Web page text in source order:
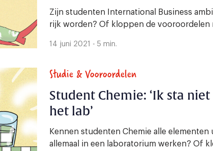
Zijn studenten International Business
rijk worden? Of kloppen de vooroordelen
14 juni 2021 - 5 min.
Studie & Vooroordelen
Student Chemie: ‘Ik sta
het lab’
Kennen studenten Chemie alle
allemaal in een laboratorium werken? Of